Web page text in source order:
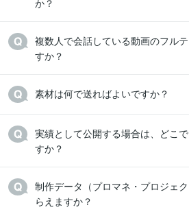
か？
複数人で会話している動画のフル
すか？
素材は何で送ればよいですか？
実績として公開する場合は、どこ
すか？
制作データ（プロマネ・プロジェ
らえますか？